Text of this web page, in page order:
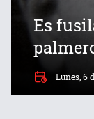
Es
Lunes, 6